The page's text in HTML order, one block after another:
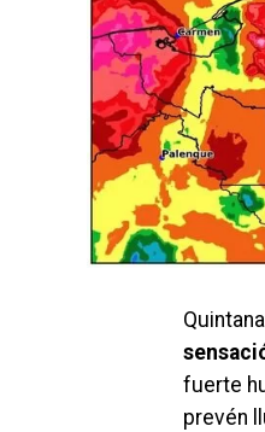
fuerte
prevén